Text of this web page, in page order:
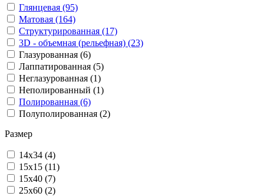
Глянцевая (95)
Матовая (164)
Структурированная (17)
3D - объемная (рельефная) (23)
Глазурованная (6)
Лаппатированная (5)
Неглазурованная (1)
Неполированный (1)
Полированная (6)
Полуполированная (2)
Размер
14x34 (4)
15x15 (11)
15x40 (7)
25x60 (2)